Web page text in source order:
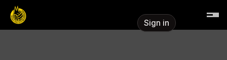
Skip header
Sign in